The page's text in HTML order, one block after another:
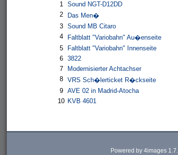
1 Sound NGT-D12DD
2
Das Men�
3
Sound MB Citaro
4
Faltblatt "Variobahn" Au�enseite
5
Faltblatt "Variobahn" Innenseite
6
3822
7
Modernisierter Achtachser
8
VRS Sch�lerticket R�ckseite
9
AVE 02 in Madrid-Atocha
10 KVB 4601
Powered by 4images